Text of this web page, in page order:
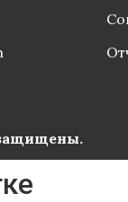
защищены.